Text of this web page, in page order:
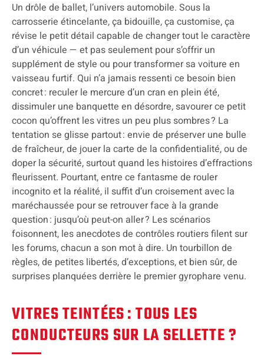
Un drôle de ballet, l’univers automobile. Sous la
carrosserie étincelante, ça bidouille, ça customise, ça
révise le petit détail capable de changer tout le caractère
d’un véhicule — et pas seulement pour s’offrir un
supplément de style ou pour transformer sa voiture en
vaisseau furtif. Qui n’a jamais ressenti ce besoin bien
concret : reculer le mercure d’un cran en plein été,
dissimuler une banquette en désordre, savourer ce petit
cocon qu’offrent les vitres un peu plus sombres ? La
tentation se glisse partout : envie de préserver une bulle
de fraîcheur, de jouer la carte de la confidentialité, ou de
doper la sécurité, surtout quand les histoires d’effractions
fleurissent. Pourtant, entre ce fantasme de rouler
incognito et la réalité, il suffit d’un croisement avec la
maréchaussée pour se retrouver face à la grande
question : jusqu’où peut-on aller ? Les scénarios
foisonnent, les anecdotes de contrôles routiers filent sur
les forums, chacun a son mot à dire. Un tourbillon de
règles, de petites libertés, d’exceptions, et bien sûr, de
surprises planquées derrière le premier gyrophare venu.
VITRES TEINTÉES : TOUS LES
CONDUCTEURS SUR LA SELLETTE ?